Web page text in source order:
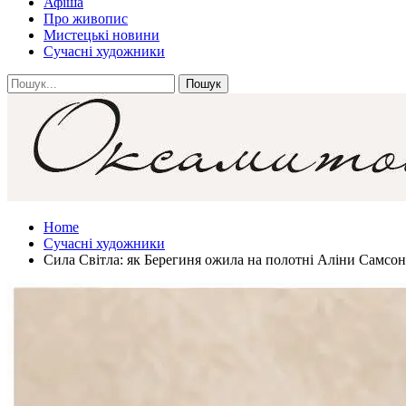
Про живопис
Мистецькі новини
Сучасні художники
Home
Сучасні художники
Сила Світла: як Берегиня ожила на полотні Аліни